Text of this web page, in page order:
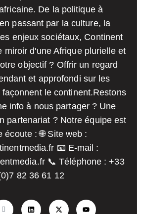
De la politique à
passant par la culture, la
enjeux sociétaux, Continent
miroir d'une Afrique plurielle et
objectif ? Offrir un regard
et approfondi sur les
le continent.Restons
info à nous partager ? Une
partenariat ? Notre équipe est
écoute : 🌐 Site web :
📧 E-mail :
📞 Téléphone : +33
82 36 61 12